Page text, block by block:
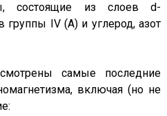
состоящие из слоев d-
IV (A) и углерод, азот
самые последние
включая (но не